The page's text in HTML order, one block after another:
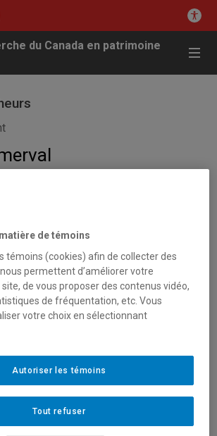
du Canada en patrimoine
du Canada en patrimoine urbain
Est
doctorant en Études Urbaines à l’UQAM,
culturelle à Sorbonne Université,
Médiations sciences des lieux, sciences
d’une cotutelle internationale sous les
Morisset et Édith Fagnoni. À la suite de
de grade master en aménagement,
des territoires, spécialité
de témoins
témoins (cookies) afin de collecter des
permettent d’améliorer votre
de vous proposer des contenus vidéo,
de fréquentation, etc. Vous
votre choix en sélectionnant
Tout refuser
Autoriser les témoins